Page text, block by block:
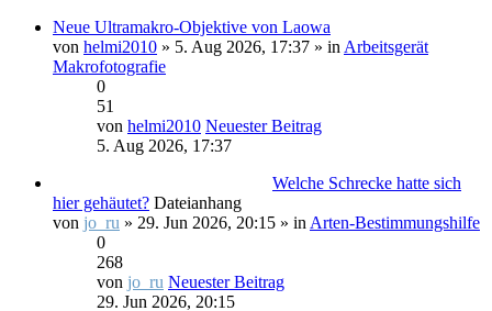
Neue Ultramakro-Objektive von Laowa
von helmi2010 » 5. Aug 2026, 17:37 » in Arbeitsgerät
Makrofotografie
0
51
von helmi2010 Neuester Beitrag
5. Aug 2026, 17:37
Welche Schrecke hatte sich
hier gehäutet? Dateianhang
von jo_ru » 29. Jun 2026, 20:15 » in Arten-Bestimmungshilfe
0
268
von jo_ru Neuester Beitrag
29. Jun 2026, 20:15